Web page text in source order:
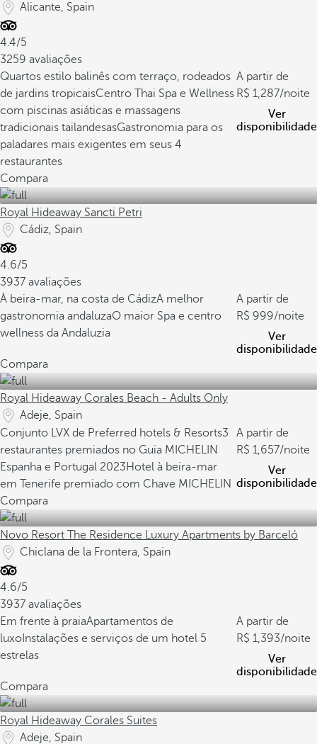
Alicante, Spain
4.4/5
3259 avaliações
Quartos estilo balinês com terraço, rodeados
de jardins tropicaisCentro Thai Spa e Wellness
com piscinas asiáticas e massagens
tradicionais tailandesasGastronomia para os
paladares mais exigentes em seus 4
restaurantes
A partir de
1,287/noite
Ver
disponibilidade
Compara
Royal Hideaway Sancti Petri
Cádiz, Spain
4.6/5
3937 avaliações
À beira-mar, na costa de CádizA melhor
gastronomia andaluzaO maior Spa e centro
wellness da Andaluzia
A partir de
999/noite
Ver
disponibilidade
Compara
Royal Hideaway Corales Beach - Adults Only
Adeje, Spain
Conjunto LVX de Preferred hotels & Resorts3
restaurantes premiados no Guia MICHELIN
Espanha e Portugal 2023Hotel à beira-mar
em Tenerife premiado com Chave MICHELIN
A partir de
1,657/noite
Ver
disponibilidade
Compara
Novo Resort The Residence Luxury Apartments by Barceló
Chiclana de la Frontera, Spain
4.6/5
3937 avaliações
Em frente à praiaApartamentos de
luxo Instalações e serviços de um hotel 5
estrelas
A partir de
1,393/noite
Ver
disponibilidade
Compara
Royal Hideaway Corales Suites
Adeje, Spain